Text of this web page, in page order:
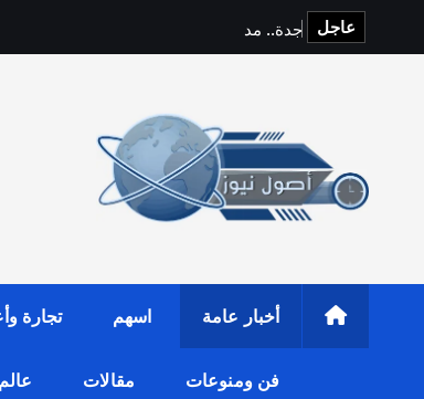
ى
عاجل جدة.
. مد
أخبار عامة اسهم تجارة
فن ومنوعات مقالات